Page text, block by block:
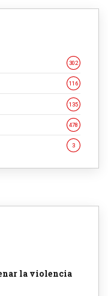
302
116
135
478
3
la violencia